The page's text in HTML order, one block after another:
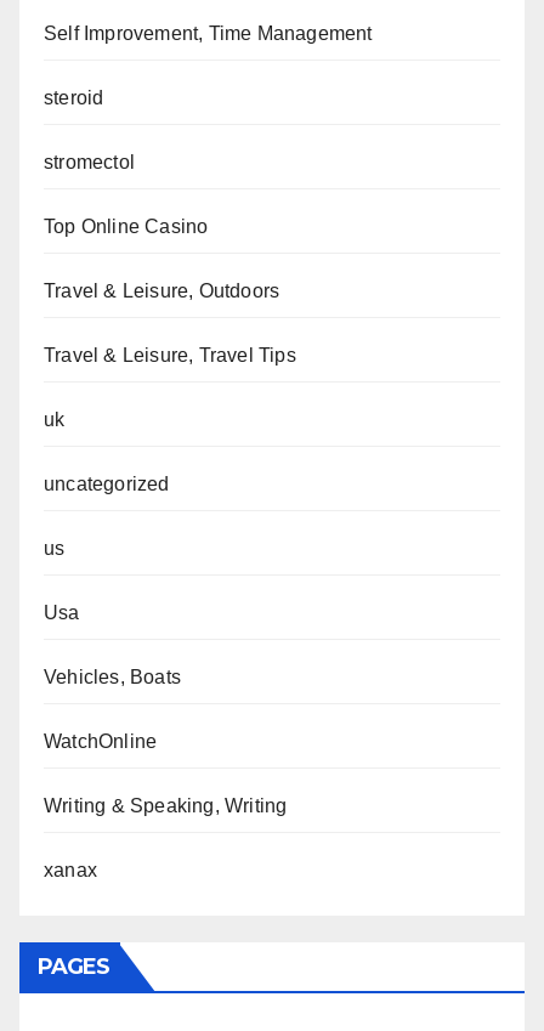
Self Improvement, Time Management
steroid
stromectol
Top Online Casino
Travel & Leisure, Outdoors
Travel & Leisure, Travel Tips
uk
uncategorized
us
Usa
Vehicles, Boats
WatchOnline
Writing & Speaking, Writing
xanax
PAGES